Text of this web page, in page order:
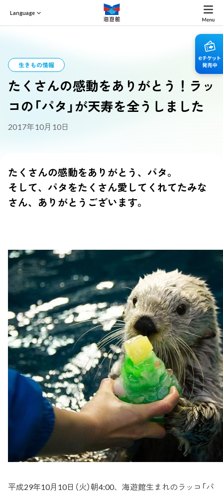
Language
生きもの情報
たくさんの感動をありがとう！ラッ
コの「パタ」が天寿を全うしました
2017年10月10日
たくさんの感動をありがとう、パタ。
そして、パタをたくさん愛してくれてたみな
さん、ありがとうございます。
平成29年10月10日（火）朝4:00、海遊館生まれのラッコ「パ